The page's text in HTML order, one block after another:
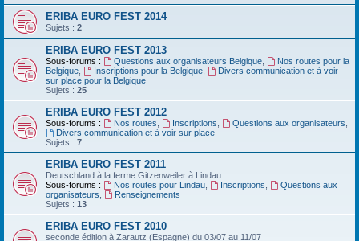
ERIBA EURO FEST 2014
Sujets : 2
ERIBA EURO FEST 2013
Sous-forums : Questions aux organisateurs Belgique,
Nos routes pour la
Belgique
Inscriptions pour la Belgique,
Divers communication et à voir
sur place pour la Belgique
Sujets : 25
ERIBA EURO FEST 2012
Sous-forums : Nos routes Inscriptions Questions aux organisateurs
Divers communication et à voir sur place
Sujets : 7
ERIBA EURO FEST 2011
Deutschland‏ à la ferme Gitzenweiler à Lindau
Sous-forums :
Nos routes pour Lindau, Inscriptions
Questions aux
organisateurs
Renseignements
Sujets : 13
ERIBA EURO FEST 2010
seconde édition à Zarautz (Espagne) du 03/07 au 11/07